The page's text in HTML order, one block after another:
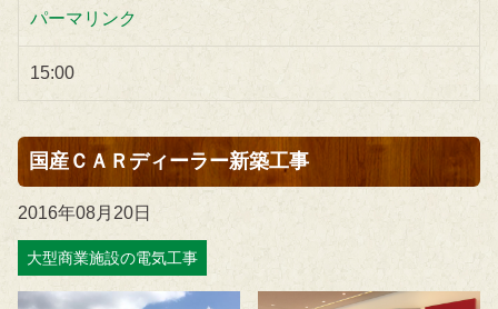
パーマリンク
15:00
国産ＣＡＲディーラー新築工事
2016年08月20日
大型商業施設の電気工事